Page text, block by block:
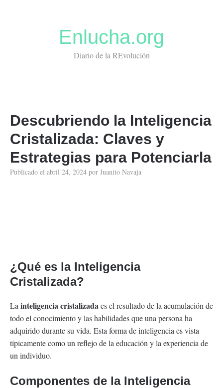
Enlucha.org
Diario de la REvolución
Descubriendo la Inteligencia
Cristalizada: Claves y
Estrategias para Potenciarla
Publicado el abril 24, 2024 por Juanito Navaja
¿Qué es la Inteligencia
Cristalizada?
La inteligencia cristalizadaes el resultado de la acumulación de
todo el conocimiento y las habilidades que una persona ha
adquirido durante su vida. Esta forma de inteligencia es vista
típicamente como un reflejo de la educación y la experiencia de
un individuo.
Componentes de la Inteligencia